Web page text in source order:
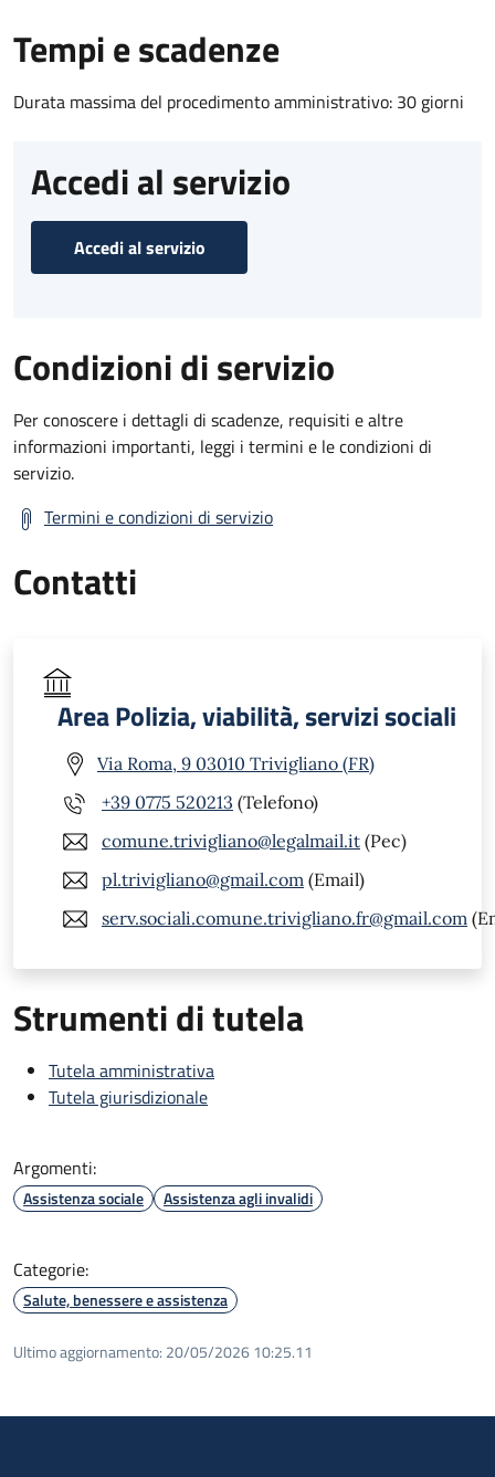
Tempi e scadenze
Durata massima del procedimento amministrativo: 30 giorni
Accedi al servizio
Accedi al servizio
Condizioni di servizio
Per conoscere i dettagli di scadenze, requisiti e altre
informazioni importanti, leggi i termini e le condizioni di
servizio.
Termini e condizioni di servizio
Contatti
Area Polizia, viabilità, servizi sociali
Via Roma, 9 03010 Trivigliano (FR)
+39 0775 520213 (Telefono)
comune.trivigliano@legalmail.it (Pec)
pl.trivigliano@gmail.com (Email)
serv.sociali.comune.trivigliano.fr@gmail.com
Strumenti di tutela
Tutela amministrativa
Tutela giurisdizionale
Argomenti:
Assistenza sociale Assistenza agli invalidi
Categorie:
Salute, benessere e assistenza
Ultimo aggiornamento: 20/05/2026 10:25.11